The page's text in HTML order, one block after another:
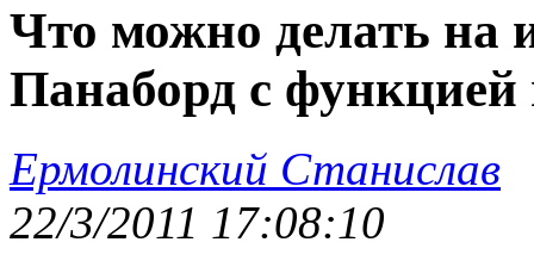
Что можно делать на
Панаборд с функцией
Ермолинский Станислав
22/3/2011 17:08:10